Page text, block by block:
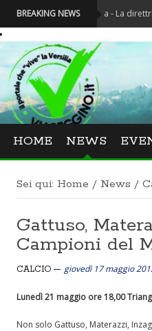
BREAKING NEWS
La Versiliana - La direttrice
HOME NEWS
Sei qui: Home / News /
Gattuso,
Campioni del
CALCIO giovedì 17 maggio
Lunedì 21 maggio ore 18,00
Non solo Gattuso, Materazzi,